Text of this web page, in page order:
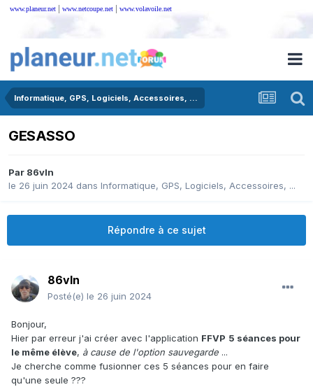
www.planeur.net | www.netcoupe.net | www.volavoile.net
Informatique, GPS, Logiciels, Accessoires, ...
GESASSO
Par 86vln
le 26 juin 2024 dans Informatique, GPS, Logiciels, Accessoires, ...
Répondre à ce sujet
86vln
Posté(e) le 26 juin 2024
Bonjour,
Hier par erreur j'ai créer avec l'application FFVP 5 séances pour
le même élève, à cause de l'option sauvegarde ...
Je cherche comme fusionner ces 5 séances pour en faire
qu'une seule ???